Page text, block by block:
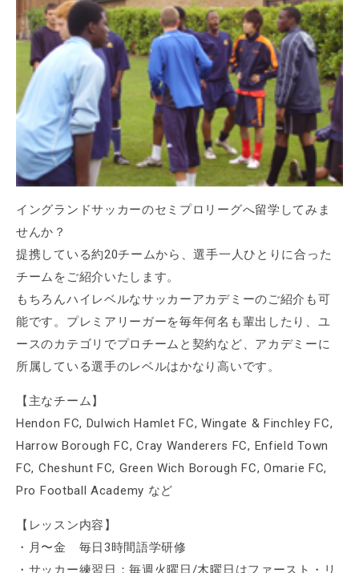
イングランドサッカーのセミプロリーグへ留学してみま
せんか？
提携している約20チームから、選手一人ひとりに合った
チームをご紹介いたします。
もちろんハイレベルなサッカーアカデミーのご紹介も可
能です。プレミアリーガーを毎年何名も輩出したり、ユ
ースのカテゴリでプロチームと契約など、アカデミーに
所属している選手のレベルはかなり高いです。
【主なチーム】
Hendon FC, Dulwich Hamlet FC, Wingate & Finchley FC,
Harrow Borough FC, Cray Wanderers FC, Enfield Town
FC, Cheshunt FC, Green Wich Borough FC, Omarie FC,
Pro Football Academy など
【レッスン内容】
・月〜金 毎日3時間語学研修
・サッカー練習日：毎週火曜日/木曜日はファースト・リ